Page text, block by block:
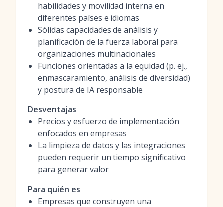
habilidades y movilidad interna en
diferentes países e idiomas
Sólidas capacidades de análisis y
planificación de la fuerza laboral para
organizaciones multinacionales
Funciones orientadas a la equidad (p. ej.,
enmascaramiento, análisis de diversidad)
y postura de IA responsable
Desventajas
Precios y esfuerzo de implementación
enfocados en empresas
La limpieza de datos y las integraciones
pueden requerir un tiempo significativo
para generar valor
Para quién es
Empresas que construyen una